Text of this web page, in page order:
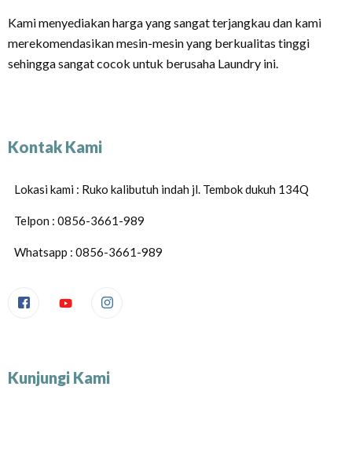
Kami menyediakan harga yang sangat terjangkau dan kami
merekomendasikan mesin-mesin yang berkualitas tinggi
sehingga sangat cocok untuk berusaha Laundry ini.
Kontak Kami
Lokasi kami : Ruko kalibutuh indah jl. Tembok dukuh 134Q
Telpon : 0856-3661-989
Whatsapp : 0856-3661-989
Kunjungi Kami